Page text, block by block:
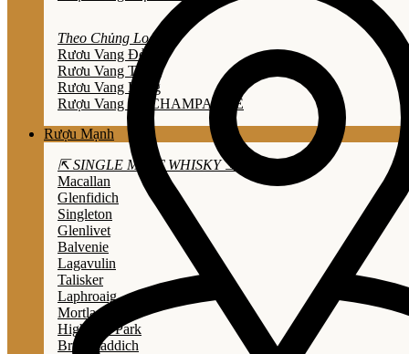
Theo Chủng Loại
Rươu Vang Đỏ
Rươu Vang Trắng
Rươu Vang Hồng
Rượu Vang Nổ/CHAMPAGNE
Rượu Mạnh
⇱ SINGLE MALT WHISKY ⇲
Macallan
Glenfidich
Singleton
Glenlivet
Balvenie
Lagavulin
Talisker
Laphroaig
Mortlach
Highland Park
Bruichladdich